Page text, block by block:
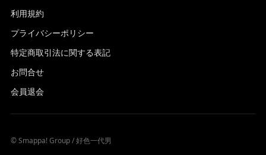
利用規約
プライバシーポリシー
特定商取引法に関する表記
お問合せ
会員退会
© Smappa! Group / 好色一代男